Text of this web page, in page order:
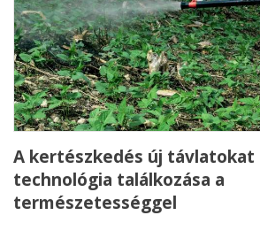
A kertészkedés új távlatokat
technológia találkozása a
természetességgel